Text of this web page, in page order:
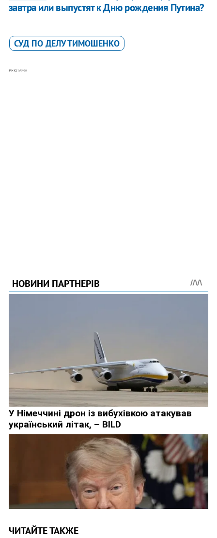
завтра или выпустят к Дню рождения Путина?
СУД ПО ДЕЛУ ТИМОШЕНКО
РЕКЛАМА
ЧИТАЙТЕ ТАКЖЕ